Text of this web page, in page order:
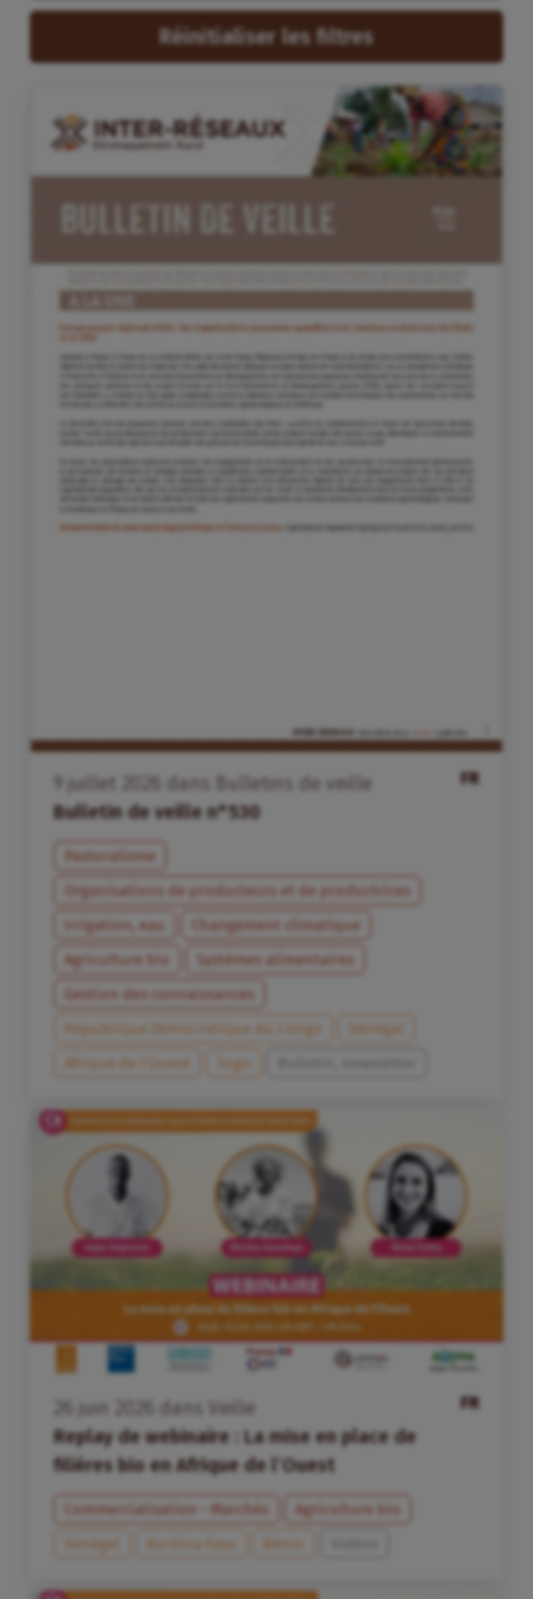
Réinitialiser les filtres
FR
juillet dans
Bulletins de veille
Bulletin de veille n°530
Pastoralisme
Organisations de producteurs et de productrices
Irrigation, eau
Changement climatique
Agriculture bio
Systèmes alimentaires
Gestion des connaissances
République Démocratique du Congo
Sénégal
Afrique de l’Ouest
Togo
FR
juin dans
Veille
Replay de webinaire : La mise en place de
filières bio en Afrique de l’Ouest
Commercialisation - Marchés
Agriculture bio
Sénégal
Burkina Faso